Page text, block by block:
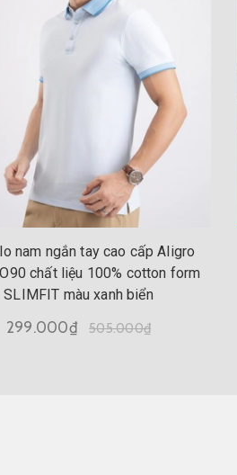
nam ngắn tay cao cấp Aligro
chất liệu 100% cotton form
SLIMFIT màu xanh biển
299.000₫ 505.000₫